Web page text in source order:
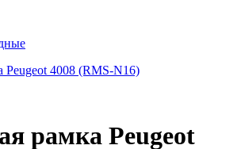
рамка Peugeot